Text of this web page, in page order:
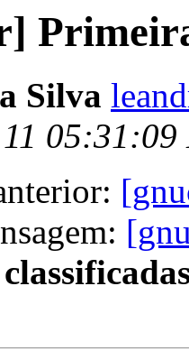
Silva
05:31:09